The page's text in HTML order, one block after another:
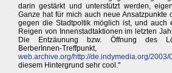
darin gestärkt und unterstützt werden,
Ganze hat für mich auch neue Ansatzpunkte
gegen die Stadtpoltik möglich ist, und auch
Reigen von Innenstadtaktionen im letzten
Die Entzäunung bzw. Öffnung des
BerberInnen-
web.archive.org/http://de.indymedia.org/2003/
diesem Hintergrund sehr cool."